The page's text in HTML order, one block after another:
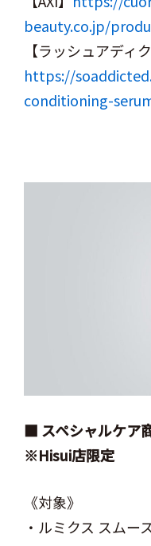
beauty.co.jp/
【ラッシュアディク
https://
conditioning-
■ スペシャルケア
※Hisui店限定
《対象》
・ルミクス スムー